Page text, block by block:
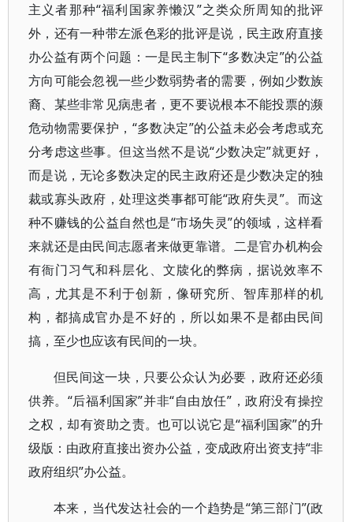
主义者那种“福利国家养懒汉”之类众所周知的批评
外，还有一种带左派色彩的批评是说，民主政府直接
办公益有两个问题：一是民主制下“多数决定”的公益
方向可能会忽视一些少数弱势者的需要，例如少数族
裔、某些非常见病患者，更不要说根本不能投票的濒
危动物需要保护，“多数决定”的公益未必会考虑或充
分考虑这些事。但这当然不是说“少数决定”就更好，
而是说，无论多数决定的民主政府还是少数决定的独
裁或寡头政府，处理这类事都可能“政府失灵”。而这
种不赚钱的公益自然也是“市场失灵”的领域，这样看
来就还是由民间志愿者来做更靠谱。二是官办机构会
有衙门习气和科层化、文牍化的弊病，据说效率不
高，尤其是不利于创新，像研究所、智库那样的机
构，都搞成官办是不好的，所以如果不是都由民间
搞，至少也应该有民间的一块。
但民间这一块，只要公众认为必要，政府还必须
供养。“后福利国家”并非“自由放任”，政府没有操控
之权，却有资助之责。也可以说它是“福利国家”的升
级版：由政府直接出资办公益，变成政府出资支持“非
政府组织”办公益。
本来，当代发达社会的一个趋势是“第三部门”(政